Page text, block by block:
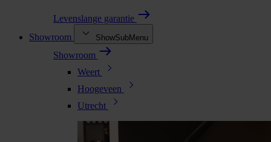
Levenslange garantie
Showroom
ShowSubMenu
Showroom
Weert
Hoogeveen
Utrecht